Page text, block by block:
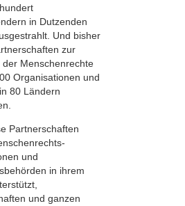
in Dutzenden
Und bisher
zur
der Menschenrechte
Organisationen und
80 Ländern
Partnerschaften
und
in ihrem
und ganzen